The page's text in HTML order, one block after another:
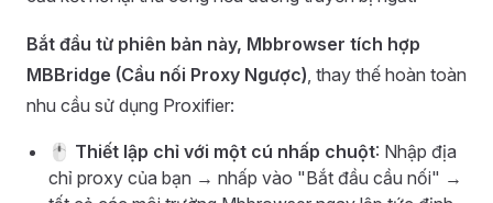
Bắt đầu từ phiên bản này, Mbbrowser tích hợp
MBBridge (Cầu nối Proxy Ngược), thay thế hoàn toàn
nhu cầu sử dụng Proxifier:
🖱 Thiết lập chỉ với một cú nhấp chuột: Nhập địa
chỉ proxy của bạn → nhấp vào "Bắt đầu cầu nối" →